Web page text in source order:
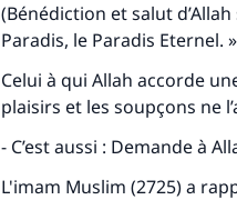
(Bénédiction et salut
Paradis, le Paradis Eternel. »
Celui à qui Allah accorde
plaisirs et les soupçons ne
- C’est aussi : Demande à
L'imam Muslim (2725) a